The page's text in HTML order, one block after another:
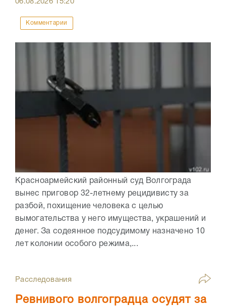
06.08.2026 15:20
Комментарии
Красноармейский районный суд Волгограда
вынес приговор 32-летнему рецидивисту за
разбой, похищение человека с целью
вымогательства у него имущества, украшений и
денег. За содеянное подсудимому назначено 10
лет колонии особого режима,...
Расследования
Ревнивого волгоградца осудят за